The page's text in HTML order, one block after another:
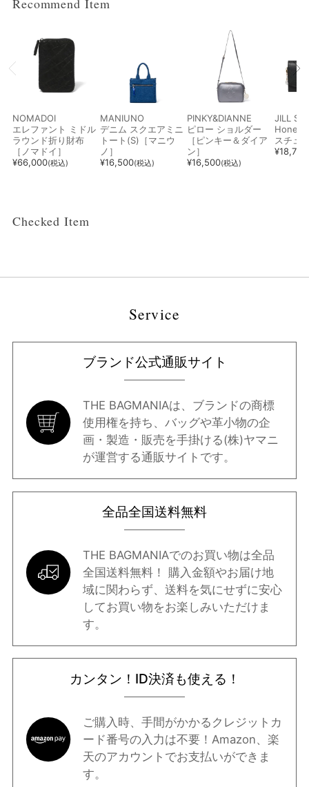
メイン
カテゴリー
カテゴリー
性別
Recommend Item
NOMADOI
エレファント ミドル
ラウンド折り財布
［ノマドイ］
¥66,000(税込)
MANIUNO
デニム スクエアミニ
トート(S)［マニウ
ノ］
¥16,500(税込)
PINKY&DIANNE
ピロー ショルダー
［ピンキー＆ダイア
ン］
¥16,500(税込)
JILL
Honey
スチュ
¥18,700
Checked Item
Service
ブランド公式通販サイト
THE BAGMANIAは、ブランドの商標
使用権を持ち、バッグや革小物の企
画・製造・販売を手掛ける(株)ヤマニ
が運営する通販サイトです。
全品全国送料無料
THE BAGMANIAでのお買い物は全品
全国送料無料！ 購入金額やお届け地
域に関わらず、送料を気にせずに安心
してお買い物をお楽しみいただけま
す。
カンタン！ID決済も使える！
ご購入時、手間がかかるクレジットカ
ード番号の入力は不要！Amazon、楽
天のアカウントでお支払いができま
す。